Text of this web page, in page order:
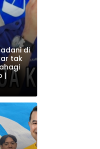
di
tak
|